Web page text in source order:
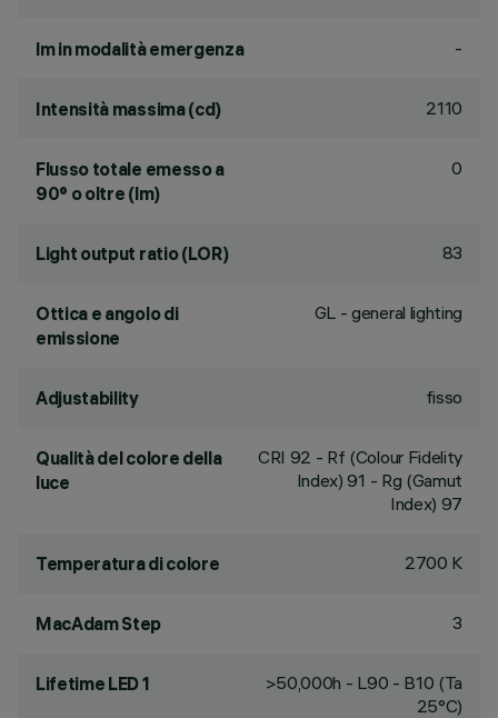
lm in modalità emergenza -
Intensità massima (cd) 2110
Flusso totale emesso a
90° o oltre (lm)
0
Light output ratio (LOR) 83
Ottica e angolo di
emissione
GL - general lighting
Adjustability fisso
Qualità del colore della
luce
CRI 92 - Rf (Colour Fidelity
Index) 91 - Rg (Gamut
Index) 97
Temperatura di colore 2700 K
MacAdam Step 3
Lifetime LED 1
>50,000h - L90 - B10 (Ta
25°C)